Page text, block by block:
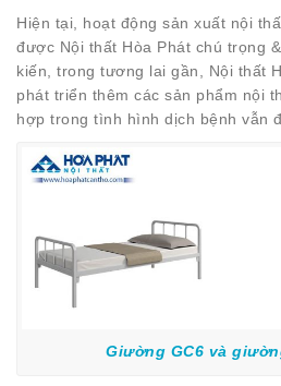
Hiện tại, hoạt động sản xuất nội
được Nội thất Hòa Phát chú trọng
kiến, trong tương lai gần, Nội thất
phát triển thêm các sản phẩm nội
hợp trong tình hình dịch bệnh vẫn
Giường GC6 và